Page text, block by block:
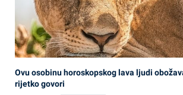
Ovu osobinu horoskopskog lava ljudi
rijetko govori